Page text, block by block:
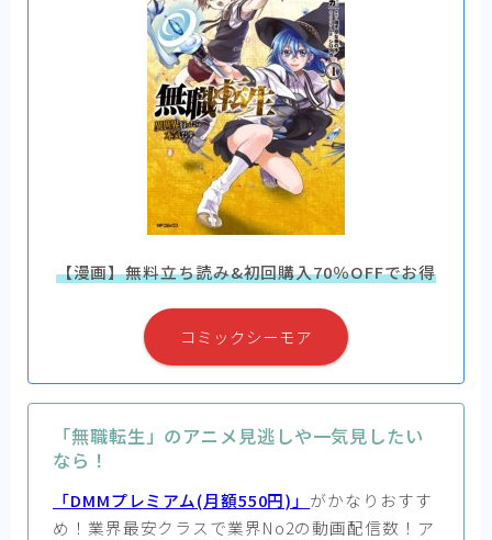
【漫画】無料立ち読み&初回購入70％OFFでお得
コミックシーモア
「無職転生」のアニメ見逃しや一気見したい
なら！
「DMMプレミアム(月額550円)」 がかなりおすす
め！業界最安クラスで業界No2の動画配信数！ア